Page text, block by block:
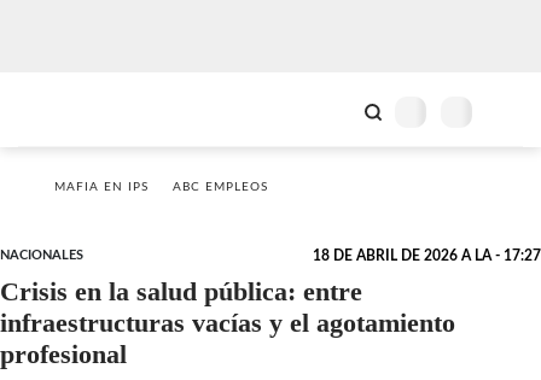
MAFIA EN IPS ABC EMPLEOS
NACIONALES 18 DE ABRIL DE 2026 A LA - 17:27
Crisis en la salud pública: entre
infraestructuras vacías y el agotamiento
profesional